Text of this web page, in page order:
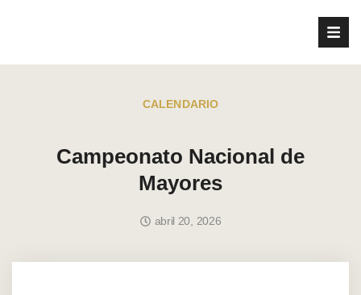
CALENDARIO
Campeonato Nacional de
Mayores
abril 20, 2026